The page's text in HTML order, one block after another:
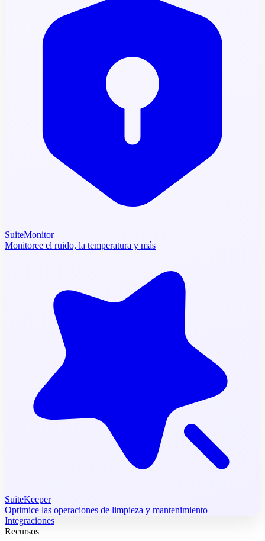
SuiteMonitor
Monitoree el ruido, la temperatura y más
SuiteKeeper
Optimice las operaciones de limpieza y mantenimiento
Integraciones
Recursos